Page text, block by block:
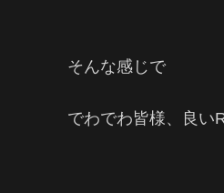
そんな感じで
でわでわ皆様、良い